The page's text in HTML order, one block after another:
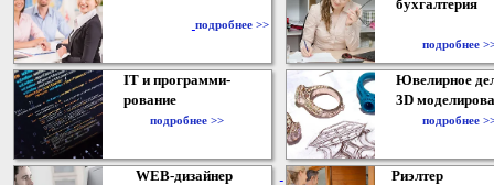
подробнее >>
бухгалтерия
подробнее
IT и программи-
рование
подробнее >>
Ювелирное
3D
подробнее
WEB-дизайнер Риэлтер